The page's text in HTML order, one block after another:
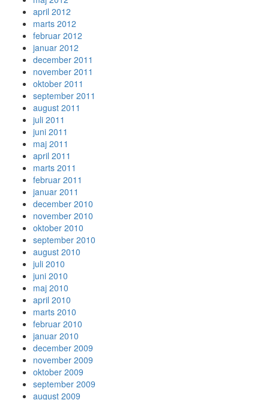
april 2012
marts 2012
februar 2012
januar 2012
december 2011
november 2011
oktober 2011
september 2011
august 2011
juli 2011
juni 2011
maj 2011
april 2011
marts 2011
februar 2011
januar 2011
december 2010
november 2010
oktober 2010
september 2010
august 2010
juli 2010
juni 2010
maj 2010
april 2010
marts 2010
februar 2010
januar 2010
december 2009
november 2009
oktober 2009
september 2009
august 2009